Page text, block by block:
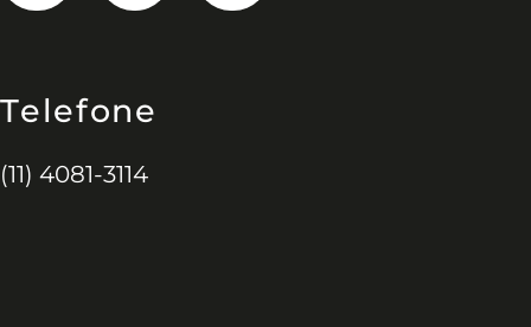
Telefone
(11) 4081-3114